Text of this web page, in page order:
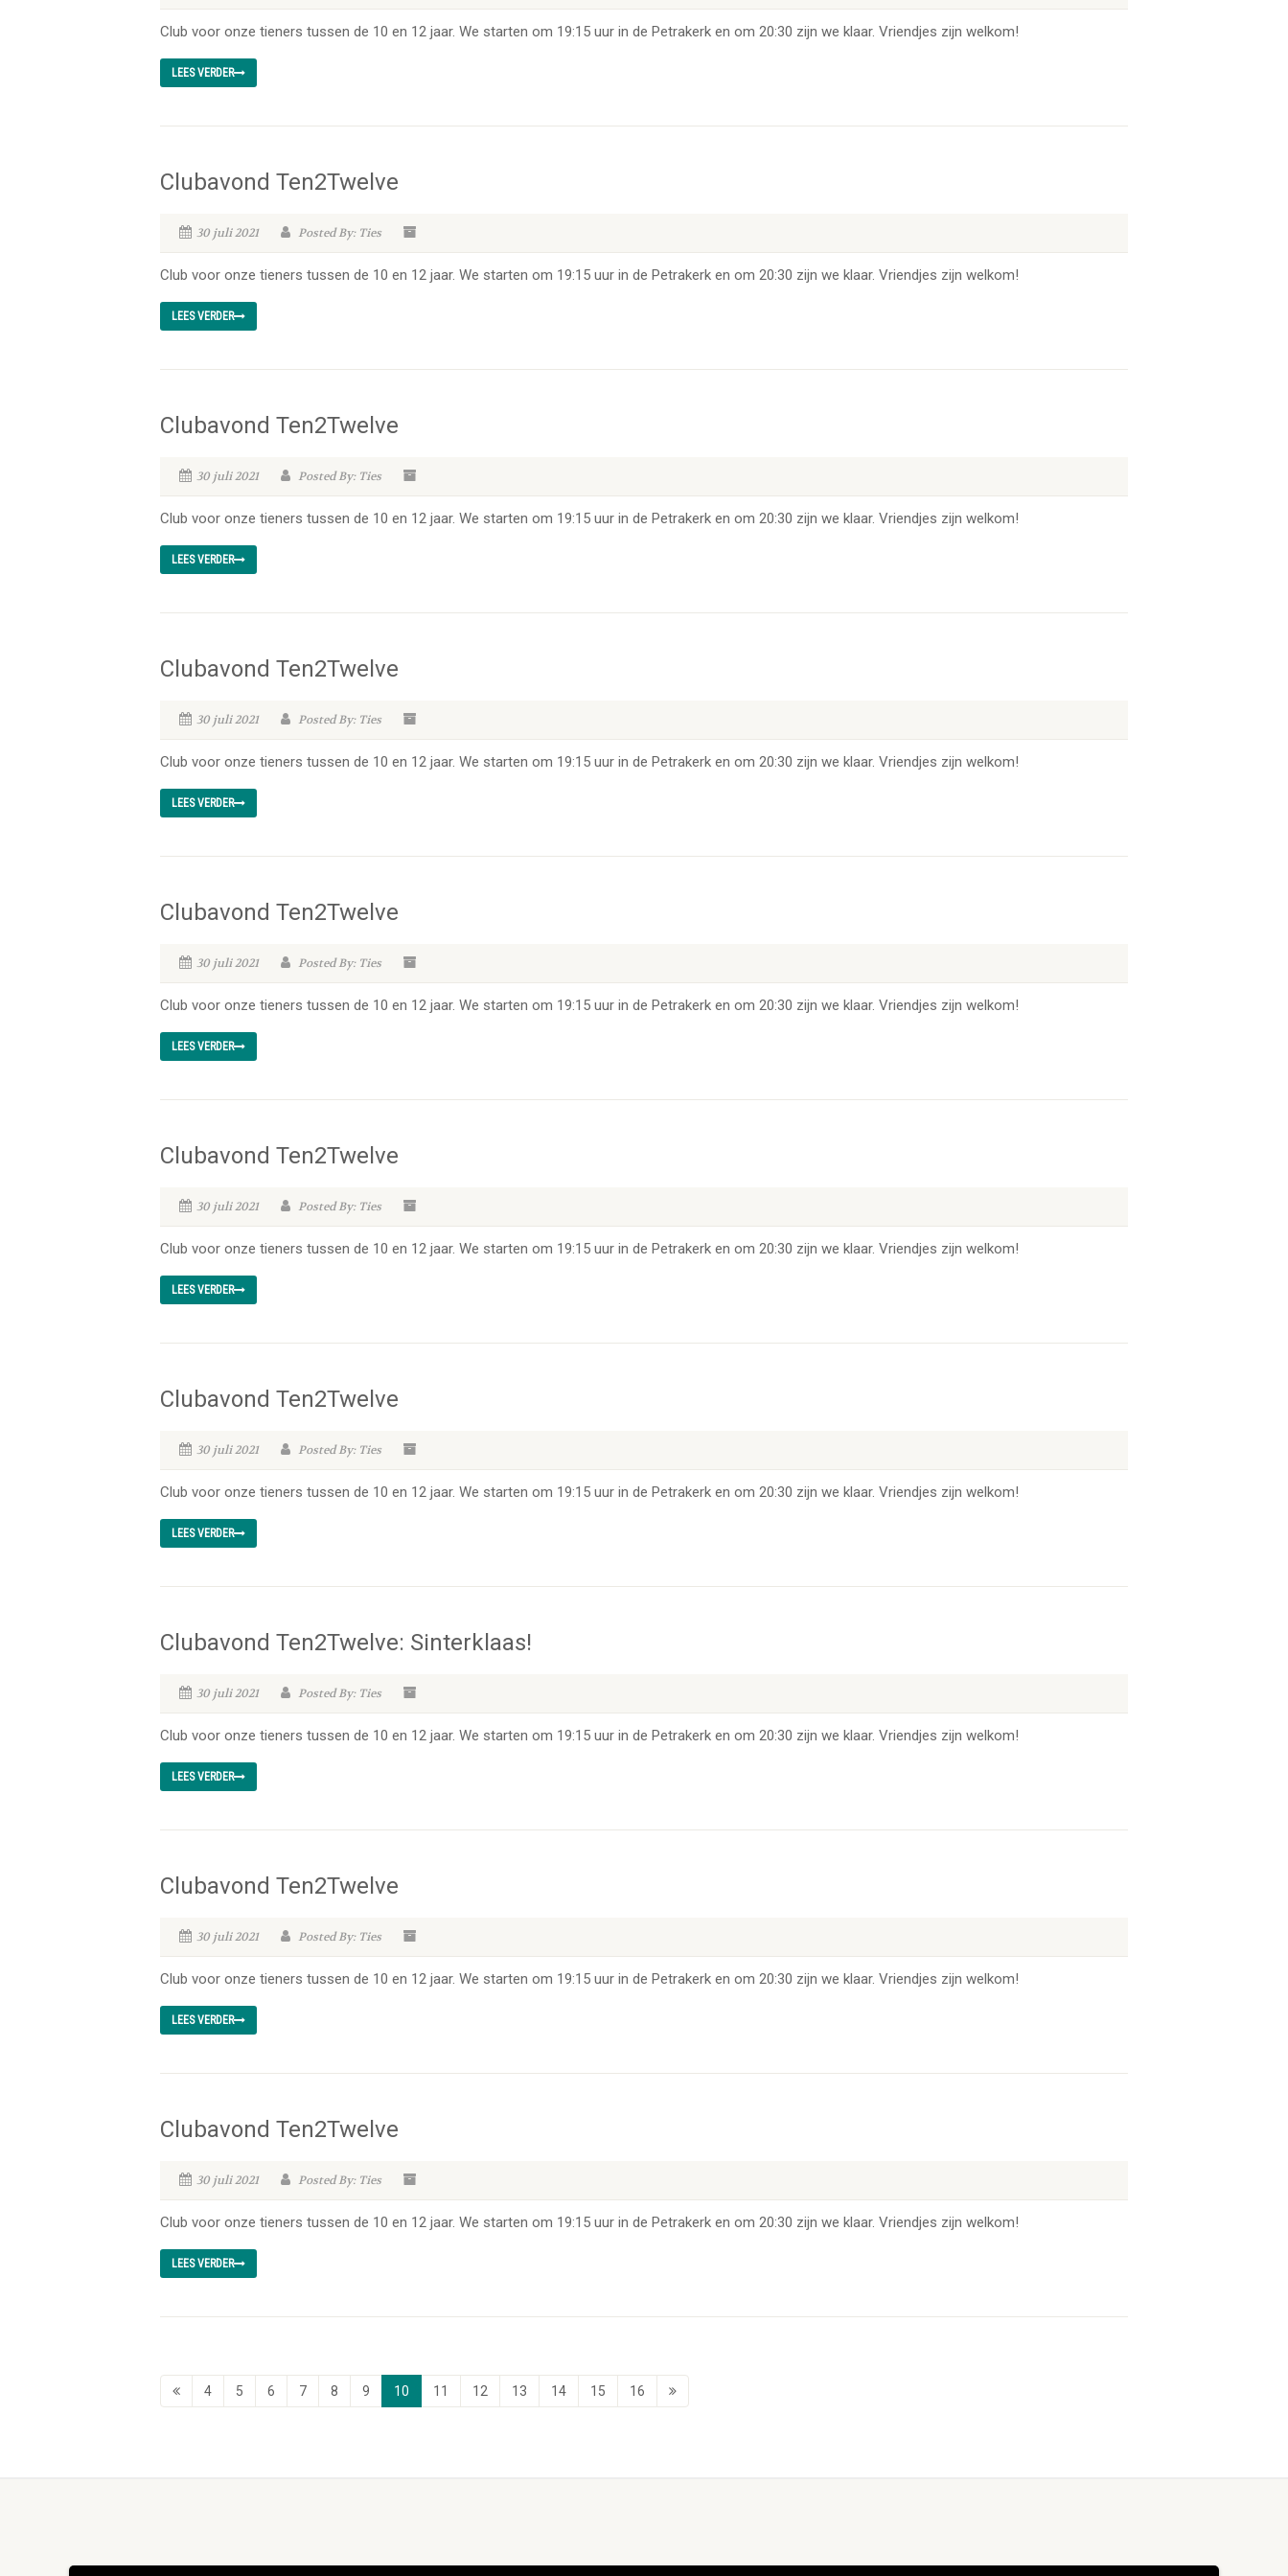
Club voor onze tieners tussen de 10 en 12 jaar. We starten om 19:15 uur in de Petrakerk en om 20:30 zijn we klaar. Vriendjes zijn welkom!
LEES VERDER
Clubavond Ten2Twelve
30 juli 2021 Posted By: Ties
Club voor onze tieners tussen de 10 en 12 jaar. We starten om 19:15 uur in de Petrakerk en om 20:30 zijn we klaar. Vriendjes zijn welkom!
LEES VERDER
Clubavond Ten2Twelve
30 juli 2021 Posted By: Ties
Club voor onze tieners tussen de 10 en 12 jaar. We starten om 19:15 uur in de Petrakerk en om 20:30 zijn we klaar. Vriendjes zijn welkom!
LEES VERDER
Clubavond Ten2Twelve
30 juli 2021 Posted By: Ties
Club voor onze tieners tussen de 10 en 12 jaar. We starten om 19:15 uur in de Petrakerk en om 20:30 zijn we klaar. Vriendjes zijn welkom!
LEES VERDER
Clubavond Ten2Twelve
30 juli 2021 Posted By: Ties
Club voor onze tieners tussen de 10 en 12 jaar. We starten om 19:15 uur in de Petrakerk en om 20:30 zijn we klaar. Vriendjes zijn welkom!
LEES VERDER
Clubavond Ten2Twelve
30 juli 2021 Posted By: Ties
Club voor onze tieners tussen de 10 en 12 jaar. We starten om 19:15 uur in de Petrakerk en om 20:30 zijn we klaar. Vriendjes zijn welkom!
LEES VERDER
Clubavond Ten2Twelve
30 juli 2021 Posted By: Ties
Club voor onze tieners tussen de 10 en 12 jaar. We starten om 19:15 uur in de Petrakerk en om 20:30 zijn we klaar. Vriendjes zijn welkom!
LEES VERDER
Clubavond Ten2Twelve: Sinterklaas!
30 juli 2021 Posted By: Ties
Club voor onze tieners tussen de 10 en 12 jaar. We starten om 19:15 uur in de Petrakerk en om 20:30 zijn we klaar. Vriendjes zijn welkom!
LEES VERDER
Clubavond Ten2Twelve
30 juli 2021 Posted By: Ties
Club voor onze tieners tussen de 10 en 12 jaar. We starten om 19:15 uur in de Petrakerk en om 20:30 zijn we klaar. Vriendjes zijn welkom!
LEES VERDER
Clubavond Ten2Twelve
30 juli 2021 Posted By: Ties
Club voor onze tieners tussen de 10 en 12 jaar. We starten om 19:15 uur in de Petrakerk en om 20:30 zijn we klaar. Vriendjes zijn welkom!
LEES VERDER
4 5 6 7 8 9 10 11 12 13 14 15 16